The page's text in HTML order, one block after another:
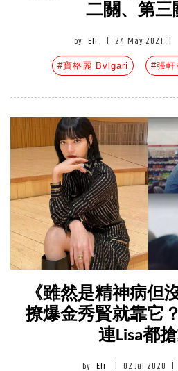
二關、第三
by Eli 24 May 2021
#寶格麗 Bvlgari #張軒
《雖然是精神病但
撩爆金秀賢就靠它
連Lisa都搶
by Eli 02 Jul 2020